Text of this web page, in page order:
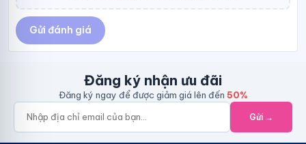
Gửi đánh giá
Đăng ký nhận ưu đãi
Đăng ký ngay để được giảm giá lên đến 50%
Gửi →